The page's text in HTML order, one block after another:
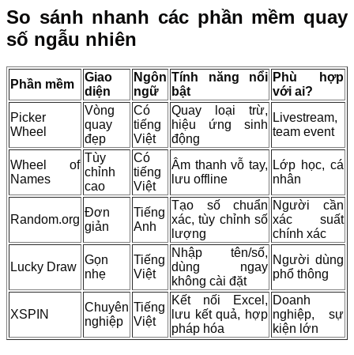
So sánh nhanh các phần mềm quay
số ngẫu nhiên
Phần mềm
Giao
diện
Ngôn
ngữ
Tính năng nổi
bật
Phù hợp
với ai?
Picker
Wheel
Vòng
quay
đẹp
Có
tiếng
Việt
Quay loại trừ,
hiệu ứng sinh
động
Livestream,
team event
Wheel of
Names
Tùy
chỉnh
cao
Có
tiếng
Việt
Âm thanh vỗ tay,
lưu offline
Lớp học, cá
nhân
Random.org
Đơn
giản
Tiếng
Anh
Tạo số chuẩn
xác, tùy chỉnh số
lượng
Người cần
xác suất
chính xác
Lucky Draw
Gọn
nhẹ
Tiếng
Việt
Nhập tên/số,
dùng ngay
không cài đặt
Người dùng
phổ thông
XSPIN
Chuyên
nghiệp
Tiếng
Việt
Kết nối Excel,
lưu kết quả, hợp
pháp hóa
Doanh
nghiệp, sự
kiện lớn